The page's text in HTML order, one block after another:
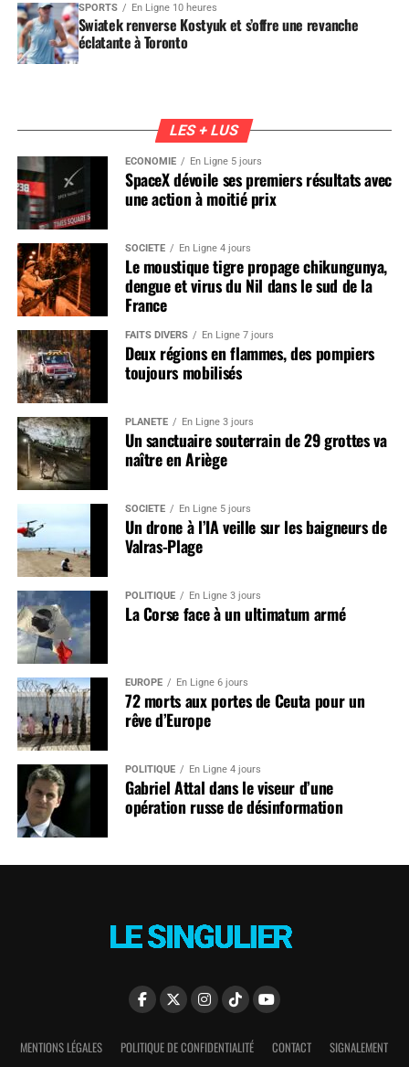
SPORTS En Ligne 10 heures
Swiatek renverse Kostyuk et s’offre une revanche
éclatante à Toronto
LES + LUS
ÉCONOMIE En Ligne 5 jours
SpaceX dévoile ses premiers résultats avec
une action à moitié prix
SOCIÉTÉ En Ligne 4 jours
Le moustique tigre propage chikungunya,
dengue et virus du Nil dans le sud de la
France
FAITS DIVERS En Ligne 7 jours
Deux régions en flammes, des pompiers
toujours mobilisés
PLANÈTE En Ligne 3 jours
Un sanctuaire souterrain de 29 grottes va
naître en Ariège
SOCIÉTÉ En Ligne 5 jours
Un drone à l’IA veille sur les baigneurs de
Valras-Plage
POLITIQUE En Ligne 3 jours
La Corse face à un ultimatum armé
EUROPE En Ligne 6 jours
72 morts aux portes de Ceuta pour un
rêve d’Europe
POLITIQUE En Ligne 4 jours
Gabriel Attal dans le viseur d’une
opération russe de désinformation
MENTIONS LÉGALES POLITIQUE DE CONFIDENTIALITÉ CONTACT SIGNALEMENT